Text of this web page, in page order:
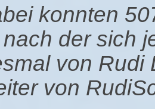
konnten
der sich
von Rudi
von